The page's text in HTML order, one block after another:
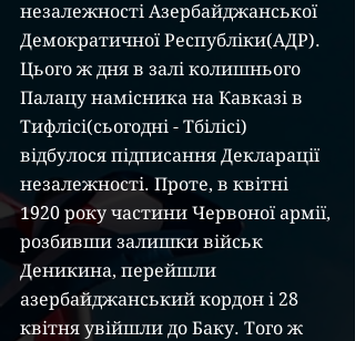
незалежності Азербайджанської
Демократичної Республіки(АДР).
Цього ж дня в залі колишнього
Палацу намісника на Кавказі в
Тифлісі(сьогодні - Тбілісі)
відбулося підписання Декларації
незалежності. Проте, в квітні
1920 року частини Червоної армії,
розбивши залишки військ
Деникина, перейшли
азербайджанський кордон і 28
квітня увійшли до Баку. Того ж